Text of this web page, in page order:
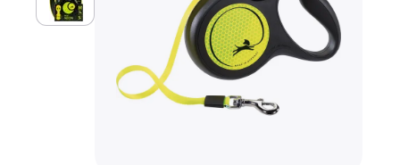
Directorio de